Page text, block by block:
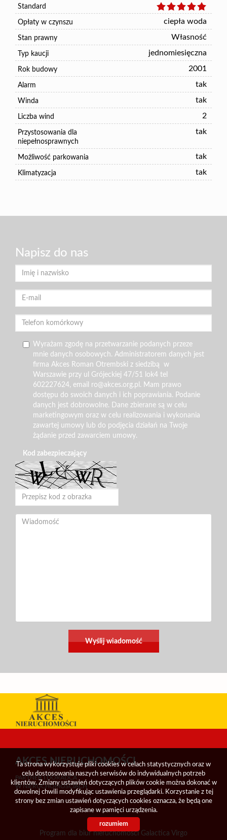
Standard
Opłaty w czynszu ciepła woda
Stan prawny Własność
Typ kaucji jednomiesięczna
Rok budowy 2001
Alarm tak
Winda tak
Liczba wind 2
Przystosowania dla
niepełnosprawnych
tak
Możliwość parkowania tak
Klimatyzacja tak
Napisz do nas
Wyrażam zgodę na przetwarzanie podanych przeze
mnie danych osobowych. Administratorem danych jest
firma Akces Roman Otrembski z siedzibą w
Warszawie przy ul Grójeckiej 47/51 lok4 tel
602227624, email ro@akces.org.pl. Mam prawo
dostępu do swoich danych i ich poprawiania. Podanie
danych jest dobrowolne. Dane zbierane są w celu
marketingowym oraz w celu realizowania i wykonania
zawartej umowy lub do podjęcia działań na Twoje
żądanie przed zawarciem umowy.
Kod zabezpieczający
AKCES NIERUCHOMOŚCI
PARTNER I DORADCA
W NIERUCHOMOŚCIACH
Program dla biur nieruchomości Galactica Virgo
Ta strona wykorzystuje pliki cookies w celach statystycznych oraz w
celu dostosowania naszych serwisów do indywidualnych potrzeb
klientów. Zmiany ustawień dotyczących plików cookie można dokonać w
dowolnej chwili modyfikując ustawienia przeglądarki. Korzystanie z tej
strony bez zmian ustawień dotyczących cookies oznacza, że będą one
zapisane w pamięci urządzenia.
rozumiem